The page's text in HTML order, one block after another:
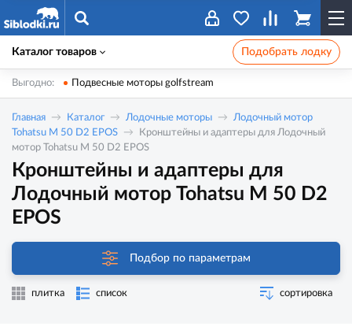
Каталог товаров Подобрать лодку
Выгодно: Подвесные моторы golfstream
Главная Каталог Лодочные моторы
Лодочный мотор
Tohatsu M 50 D2 EPOS
Кронштейны и адаптеры для Лодочный
мотор Tohatsu M 50 D2 EPOS
Кронштейны и адаптеры для
Лодочный мотор Tohatsu M 50 D2
EPOS
Подбор по параметрам
плитка список сортировка